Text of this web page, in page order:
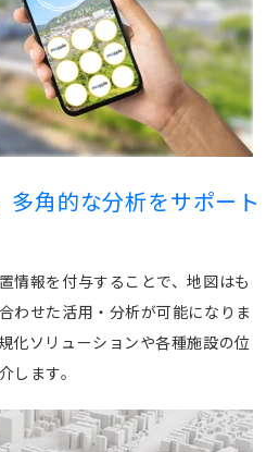
多角的な分析をサポート
情報を付与することで、地図はも
わせた活用・分析が可能になりま
化ソリューションや各種施設の位
します。